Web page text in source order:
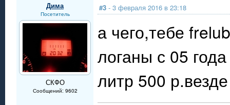
Дима
Посетитель
СКФО
Сообщений: 9602
#3 - 3 февраля 2016 в 23:18
а чего,тебе
логаны с 05
литр 500 р.везде